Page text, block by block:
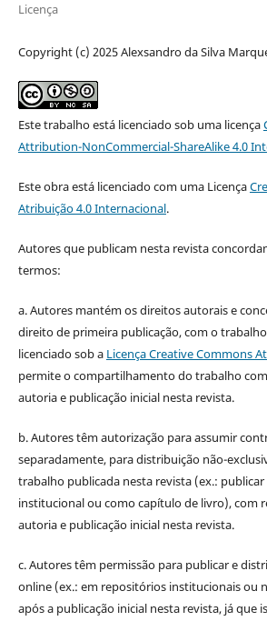
Licença
Copyright (c) 2025 Alexsandro da Silva
Este trabalho está licenciado sob uma licença
Attribution-NonCommercial-ShareAlike 4.0
Este obra está licenciado com uma Licença
Atribuição 4.0 Internacional.
Autores que publicam nesta revista
termos:
a. Autores mantém os direitos autorais e
direito de primeira publicação, com o
licenciado sob a Licença Creative Commons
permite o compartilhamento do trabalho
autoria e publicação inicial nesta revista.
b. Autores têm autorização para assumir
separadamente, para distribuição não-
trabalho publicada nesta revista (ex.:
institucional ou como capítulo de livro), com
autoria e publicação inicial nesta revista.
c. Autores têm permissão para publicar e
online (ex.: em repositórios institucionais ou
após a publicação inicial nesta revista, já que